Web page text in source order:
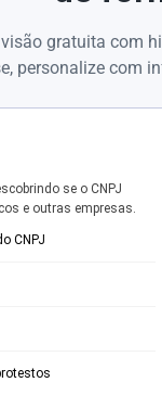
gratuita com
personalize com
se o CNPJ
e outras empresas.
CNPJ